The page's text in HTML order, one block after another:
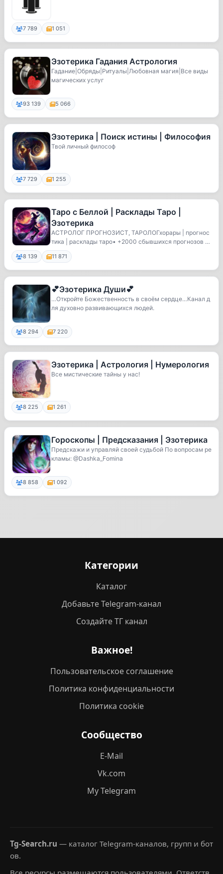
7 789 1 051
Эзотерика Гадания Астрология
Гадание|Обряды|Ритуалы|Любовная магия|Все виды
магических услуг
93 139 5 066
Эзотерика | Поиск истины | Философия
Твой личный философ
7 729 1 255
Таро с Беллой | Расклады Таро |
Эзотерика
АСТРОЛОГ ПРОГНОЗИСТ, ТАРОЛОГхорары | прогнос
тика | расклады таро• +2000 сбывшихся прогнозов •
отв...
8 139 11 871
💕Эзотерика Души💕
…Откройте Божественность в своём сердце…Канал д
ля духовно развивающихся людей.
8 294 7 220
Эзотерика | Астрология | Нумерология
Все мистические тайны у нас!
8 225 1 261
Гороскопы | Предсказания | Эзотерика
Предскажи и управляй своей судьбой По вопросам ре
кламы: @Dashka_Fomina
8 858 1 092
Категории
Каталог
Добавьте Telegram-канал
Создайте ТГ канал
Важное!
Пользовательское соглашение
Политика конфиденциальности
Политика cookie
Сообщество
E-Mail
Vk.com
My Telegram
Tg-Search.ru — каталог Telegram-каналов, групп и бот
ов.